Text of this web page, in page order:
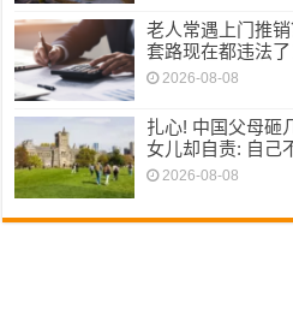
老人常遇上门推
套路现在都违法了
2026-08-08
扎心! 中国父母砸
女儿却自责: 自己
2026-08-08